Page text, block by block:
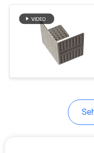
Drehteile